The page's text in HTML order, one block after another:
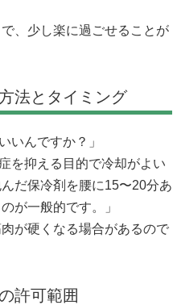
、少し楽に過ごせることが
法とタイミング
いんですか？」
を抑える目的で冷却がよい
だ保冷剤を腰に15〜20分あ
が一般的です。」
が硬くなる場合があるので
許可範囲